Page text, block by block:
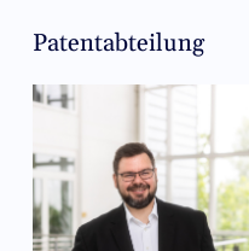
Patentabteilung